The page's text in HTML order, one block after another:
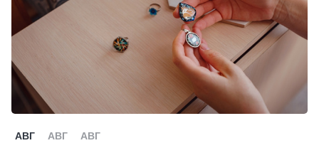
АВГ АВГ АВГ